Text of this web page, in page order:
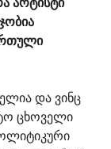
არტისტი
და ვინც
ცხოველი